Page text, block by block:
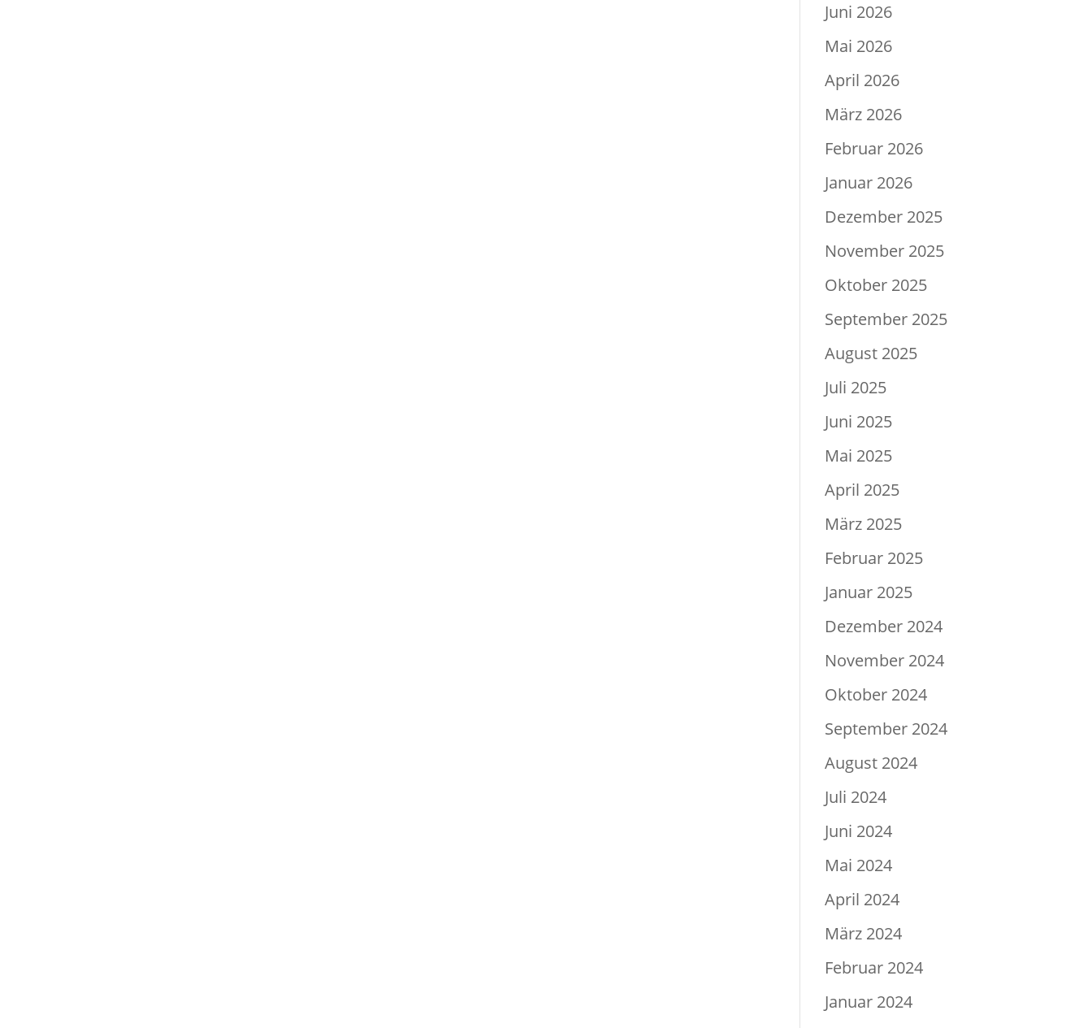
Juni 2026
Mai 2026
April 2026
März 2026
Februar 2026
Januar 2026
Dezember 2025
November 2025
Oktober 2025
September 2025
August 2025
Juli 2025
Juni 2025
Mai 2025
April 2025
März 2025
Februar 2025
Januar 2025
Dezember 2024
November 2024
Oktober 2024
September 2024
August 2024
Juli 2024
Juni 2024
Mai 2024
April 2024
März 2024
Februar 2024
Januar 2024